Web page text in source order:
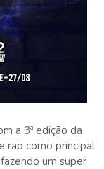
a 3ª edição da
rap como principal
um super